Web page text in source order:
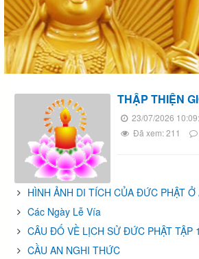
THẬP THIỆN
23/07/2026
Đã xem: 211
HÌNH ẢNH DI TÍCH CỦA ĐỨC PHẬT
Các Ngày Lễ Vía
CÂU ĐỐ VỀ LỊCH SỬ ĐỨC PHẬT TẬP 1
CẦU AN NGHI THỨC